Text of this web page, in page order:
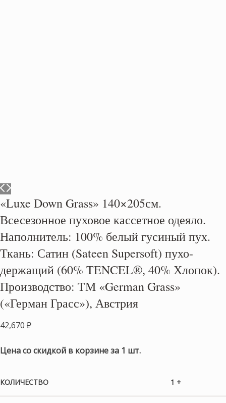
«Luxe Down Grass» 140×205см.
Всесезонное пуховое кассетное одеяло.
Наполнитель: 100% белый гусиный пух.
Ткань: Сатин (Sateen Supersoft) пухо-
держащий (60% TENCEL®, 40% Хлопок).
Производство: ТМ «German Grass»
(«Герман Грасс»), Австрия
42,670 ₽
Цена со скидкой в корзине за 1 шт.
КОЛИЧЕСТВО 1 +